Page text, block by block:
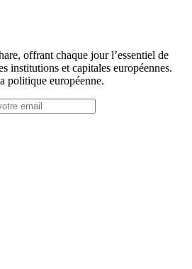
offrant chaque jour l’essentiel de
institutions et capitales européennes.
politique européenne.